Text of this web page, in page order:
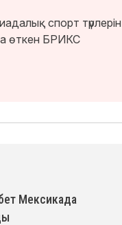
спорт түрлерін
өткен БРИКС
Мексикада